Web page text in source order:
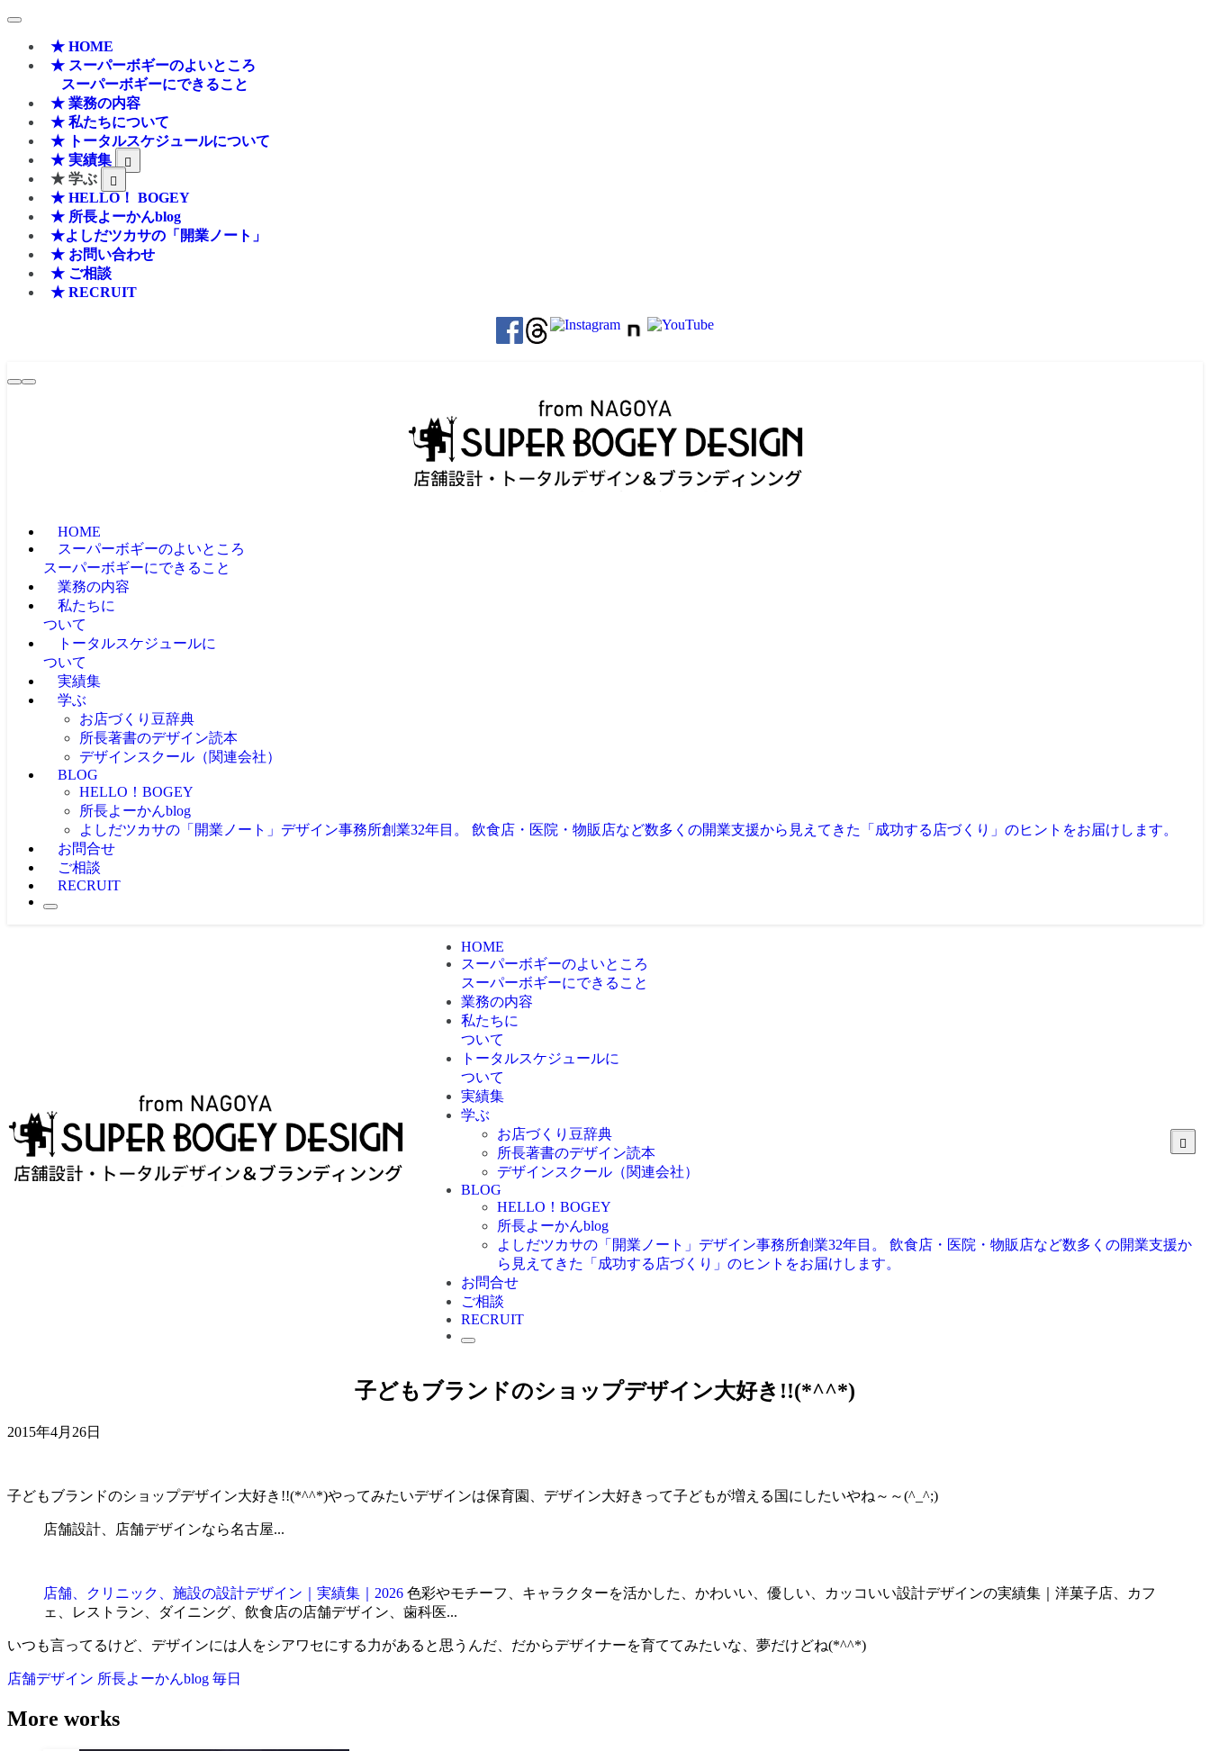
★ HOME
★ スーパーボギーのよいところ
スーパーボギーにできること
★ 業務の内容
★ 私たちについて
★ トータルスケジュールについて
★ 実績集
★ 学ぶ
★ HELLO！ BOGEY
★ 所長よーかんblog
★よしだツカサの「開業ノート」
★ お問い合わせ
★ ご相談
★ RECRUIT
HOME
スーパーボギーのよいところ
スーパーボギーにできること
業務の内容
私たちに
ついて
トータルスケジュールに
ついて
実績集
学ぶ
お店づくり豆辞典
所長著書のデザイン読本
デザインスクール（関連会社）
BLOG
HELLO！BOGEY
所長よーかんblog
よしだツカサの「開業ノート」 デザイン事務所創業32年目。 飲食店・医院・物販店など数多くの開業支援から見えてきた「成功する店づくり」のヒントをお届けします。
お問合せ
ご相談
RECRUIT
HOME
スーパーボギーのよいところ
スーパーボギーにできること
業務の内容
私たちに
ついて
トータルスケジュールに
ついて
実績集
学ぶ
お店づくり豆辞典
所長著書のデザイン読本
デザインスクール（関連会社）
BLOG
HELLO！BOGEY
所長よーかんblog
よしだツカサの「開業ノート」 デザイン事務所創業32年目。 飲食店・医院・物販店など数多くの開業支援か
ら見えてきた「成功する店づくり」のヒントをお届けします。
お問合せ
ご相談
RECRUIT
子どもブランドのショップデザイン大好き!!(*^^*)
2015年4月26日
子どもブランドのショップデザイン大好き!!(*^^*)やってみたいデザインは保育園、デザイン大好きって子どもが増える国にしたいやね～～(^_^;)
店舗設計、店舗デザインなら名古屋...
店舗、クリニック、施設の設計デザイン｜実績集｜2026 色彩やモチーフ、キャラクターを活かした、かわいい、優しい、カッコいい設計デザインの実績集｜洋菓子店、カフ
ェ、レストラン、ダイニング、飲食店の店舗デザイン、歯科医...
いつも言ってるけど、デザインには人をシアワセにする力があると思うんだ、だからデザイナーを育ててみたいな、夢だけどね(*^^*)
店舗デザイン 所長よーかんblog 毎日
More works